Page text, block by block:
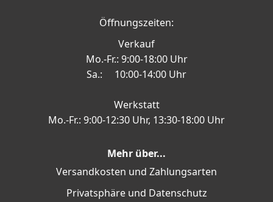
Öffnungszeiten:
Verkauf
Mo.-Fr.: 9:00-18:00 Uhr
Sa.: 10:00-14:00 Uhr
Werkstatt
Mo.-Fr.: 9:00-12:30 Uhr, 13:30-18:00 Uhr
Mehr über...
Versandkosten und Zahlungsarten
Privatsphäre und Datenschutz